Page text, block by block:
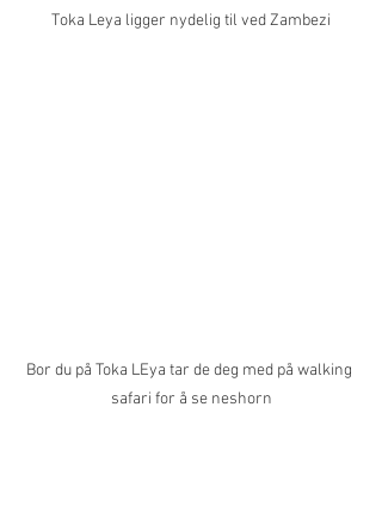
Toka Leya ligger nydelig til ved Zambezi
Bor du på Toka LEya tar de deg med på walking
safari for å se neshorn